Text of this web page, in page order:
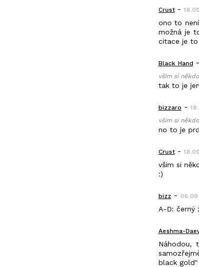
Crust-
ono to
možná je
citace je to
Black_Hand -
všim si
tak to je
bizzaro -
všim si
no to je
Crust-
všim si
:)
bizz-
A-D:
Aeshma-
Náhodou,
black